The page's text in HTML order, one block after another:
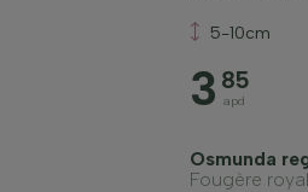
5-10cm
3 85
apd
Osmunda
Fougère